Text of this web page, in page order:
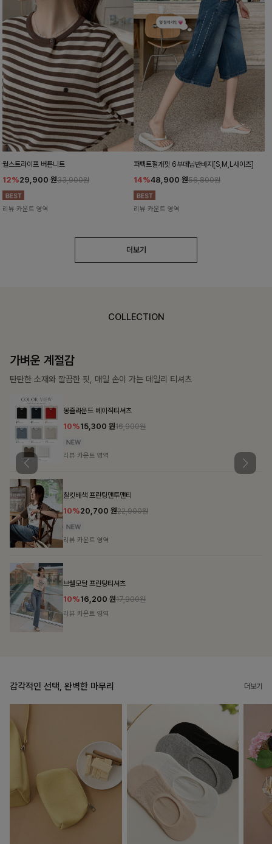
월스트라이프 버튼니트
12%29,900 원33,900원
리뷰 카운트 영역
퍼펙트절개핏 6부데님반바지[S,M,L사이즈]
14%48,900 원56,800원
리뷰 카운트 영역
더보기
COLLECTION
가장 쉬운 코디
특별한 날부터 일상까지 함께하는 룩
57,600
밴스트라이프 스트링원피스
25%35,100 원46,800원
리뷰 카운트 영역
감각적인 선택, 완벽한 마무리 더보기